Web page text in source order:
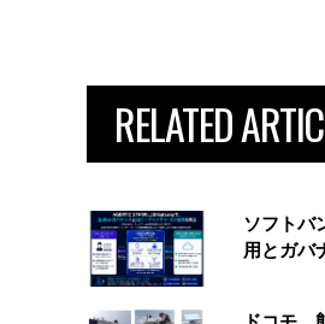
RELATED
ソフトバ
用とガバ